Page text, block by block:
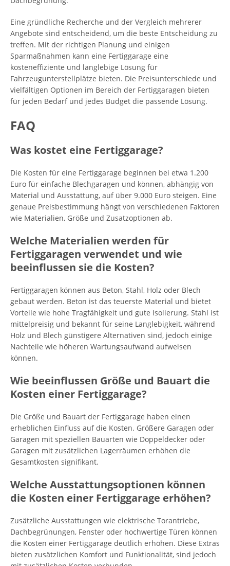
Eine gründliche Recherche und der Vergleich mehrerer
Angebote sind entscheidend, um die beste Entscheidung zu
treffen. Mit der richtigen Planung und einigen
Sparmaßnahmen kann eine Fertiggarage eine
kosteneffiziente und langlebige Lösung für
Fahrzeugunterstellplätze bieten. Die Preisunterschiede und
vielfältigen Optionen im Bereich der Fertiggaragen bieten
für jeden Bedarf und jedes Budget die passende Lösung.
FAQ
Was kostet eine Fertiggarage?
Die Kosten für eine Fertiggarage beginnen bei etwa 1.200
Euro für einfache Blechgaragen und können, abhängig von
Material und Ausstattung, auf über 9.000 Euro steigen. Eine
genaue Preisbestimmung hängt von verschiedenen Faktoren
wie Materialien, Größe und Zusatzoptionen ab.
Welche Materialien werden für
Fertiggaragen verwendet und wie
beeinflussen sie die Kosten?
Fertiggaragen können aus Beton, Stahl, Holz oder Blech
gebaut werden. Beton ist das teuerste Material und bietet
Vorteile wie hohe Tragfähigkeit und gute Isolierung. Stahl ist
mittelpreisig und bekannt für seine Langlebigkeit, während
Holz und Blech günstigere Alternativen sind, jedoch einige
Nachteile wie höheren Wartungsaufwand aufweisen
können.
Wie beeinflussen Größe und Bauart die
Kosten einer Fertiggarage?
Die Größe und Bauart der Fertiggarage haben einen
erheblichen Einfluss auf die Kosten. Größere Garagen oder
Garagen mit speziellen Bauarten wie Doppeldecker oder
Garagen mit zusätzlichen Lagerräumen erhöhen die
Gesamtkosten signifikant.
Welche Ausstattungsoptionen können
die Kosten einer Fertiggarage erhöhen?
Zusätzliche Ausstattungen wie elektrische Torantriebe,
Dachbegrünungen, Fenster oder hochwertige Türen können
die Kosten einer Fertiggarage deutlich erhöhen. Diese Extras
bieten zusätzlichen Komfort und Funktionalität, sind jedoch